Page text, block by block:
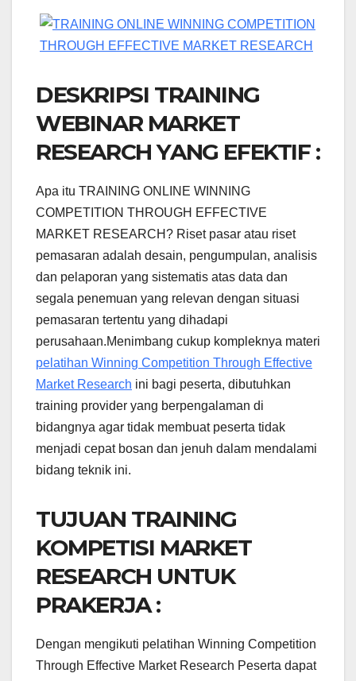
DESKRIPSI TRAINING
WEBINAR MARKET
RESEARCH YANG EFEKTIF :
Apa itu TRAINING ONLINE WINNING
COMPETITION THROUGH EFFECTIVE
MARKET RESEARCH? Riset pasar atau riset
pemasaran adalah desain, pengumpulan, analisis
dan pelaporan yang sistematis atas data dan
segala penemuan yang relevan dengan situasi
pemasaran tertentu yang dihadapi
perusahaan.Menimbang cukup kompleknya materi
pelatihan Winning Competition Through Effective
Market Research ini bagi peserta, dibutuhkan
training provider yang berpengalaman di
bidangnya agar tidak membuat peserta tidak
menjadi cepat bosan dan jenuh dalam mendalami
bidang teknik ini.
TUJUAN TRAINING
KOMPETISI MARKET
RESEARCH UNTUK
PRAKERJA :
Dengan mengikuti pelatihan Winning Competition
Through Effective Market Research Peserta dapat